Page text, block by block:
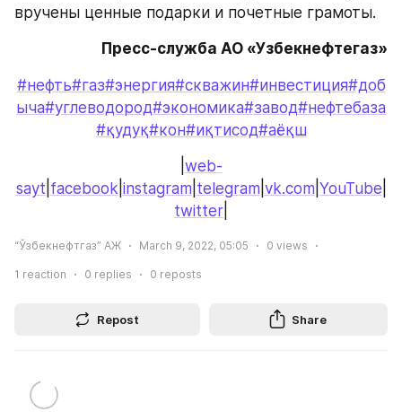
вручены ценные подарки и почетные грамоты.
Пресс-служба АО «Узбекнефтегаз»
#нефть#газ#энергия#скважин#инвестиция#доб
ыча#углеводород#экономика#завод#нефтебаза
#қудуқ#кон#иқтисод#аёқш
web-
sayt facebook instagram telegram vk.com YouTube
twitter
“Ўзбекнефтгаз” АЖ March 9, 2022, 05:05 0 views
1 reaction 0 replies 0 reposts
Repost Share